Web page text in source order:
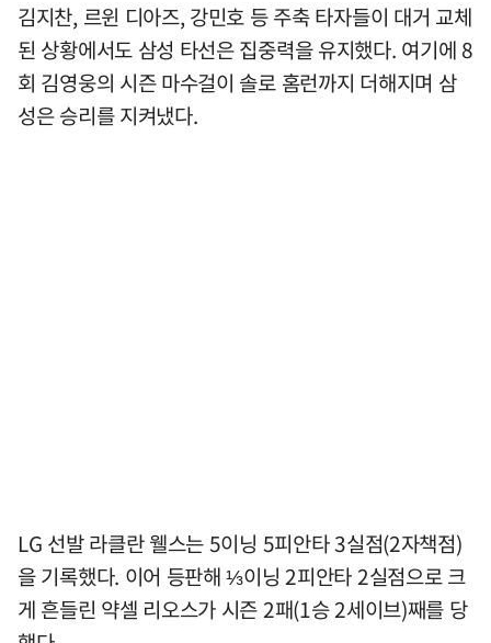
김지찬, 르윈 디아즈, 강민호 등 주축 타자들이 대거 교체
된 상황에서도 삼성 타선은 집중력을 유지했다. 여기에 8
회 김영웅의 시즌 마수걸이 솔로 홈런까지 더해지며 삼
성은 승리를 지켜냈다.
LG 선발 라클란 웰스는 5이닝 5피안타 3실점(2자책점)
을 기록했다. 이어 등판해 ⅓이닝 2피안타 2실점으로 크
게 흔들린 약셀 리오스가 시즌 2패(1승 2세이브)째를 당